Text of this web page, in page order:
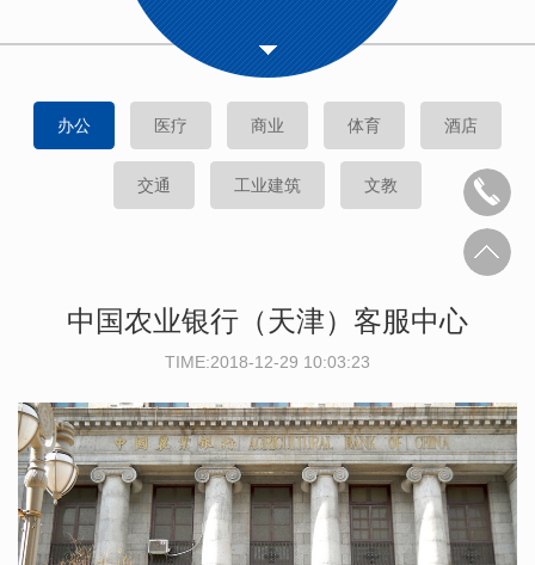
办公 医疗 商业 体育 酒店
交通 工业建筑 文教
中国农业银行（天津）客服中心
TIME:2018-12-29 10:03:23